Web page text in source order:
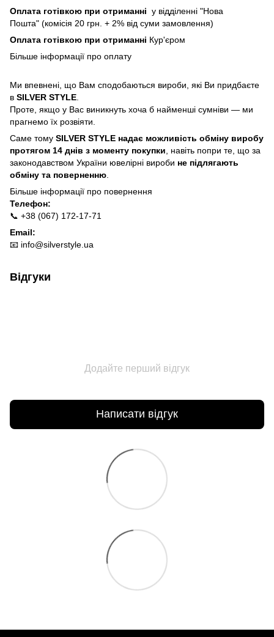
Оплата готівкою при отриманні у відділенні "Нова
Пошта" (комісія 20 грн. + 2% від суми замовлення)
Оплата готівкою при отриманні Кур'єром
Більше інформації про оплату
Ми впевнені, що Вам сподобаються вироби, які Ви придбаєте
в SILVER STYLE
Проте, якщо у Вас виникнуть хоча б найменші сумніви — ми
прагнемо їх розвіяти.
Саме тому SILVER STYLE надає можливість обміну виробу
протягом 14 днів з моменту покупки , навіть попри те, що за
законодавством України ювелірні вироби не підлягають
обміну та поверненню
Більше інформації про повернення
Телефон:
📞 +38 (067) 172-17-71
Email:
📧 info@silverstyle.ua
Відгуки
Додайте перший відгук
Написати відгук